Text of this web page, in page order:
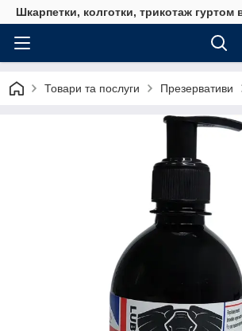
Шкарпетки, колготки, трикотаж гуртом
Товари та послуги Презервативи